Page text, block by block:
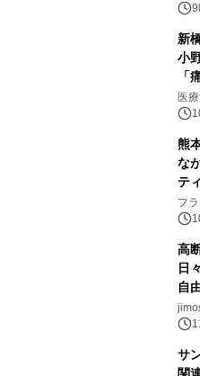
9
新
小
「
療
医
熊
な
テ
山
フ
高
日
自
サ